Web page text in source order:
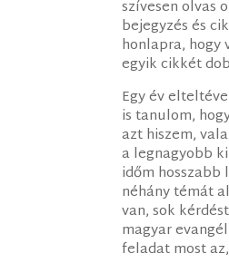
szívesen olvas
bejegyzés és
honlapra, hogy
egyik cikkét
Egy év
is tanulom,
azt hiszem,
a legnagyobb
időm
néhány témát
van, sok
magyar
feladat most